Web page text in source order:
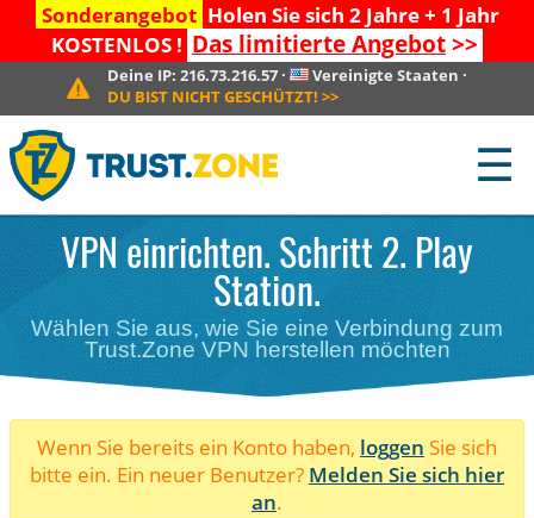
Sonderangebot Holen Sie sich 2 Jahre + 1 Jahr
KOSTENLOS ! Das limitierte Angebot>>
Deine IP:216.73.216.57 · Vereinigte Staaten ·
DU BIST NICHT GESCHÜTZT! >>
☰
VPN einrichten. Schritt 2. Play
Station.
Wählen Sie aus, wie Sie eine Verbindung zum
Trust.Zone VPN herstellen möchten
Wenn Sie bereits ein Konto haben, loggen Sie sich
bitte ein. Ein neuer Benutzer? Melden Sie sich hier
an.